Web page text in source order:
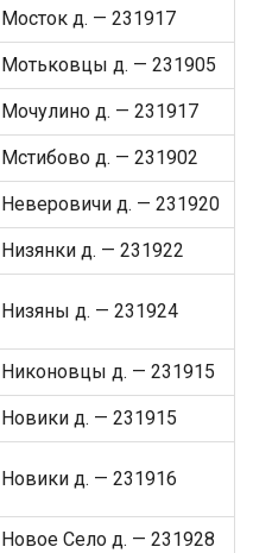
Мосток д. — 231917
Мотьковцы д. — 231905
Мочулино д. — 231917
Мстибово д. — 231902
Неверовичи д. — 231920
Низянки д. — 231922
Низяны д. — 231924
Никоновцы д. — 231915
Новики д. — 231915
Новики д. — 231916
Новое Село д. — 231928